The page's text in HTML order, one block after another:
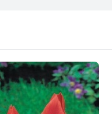
Zapomniałem hasła